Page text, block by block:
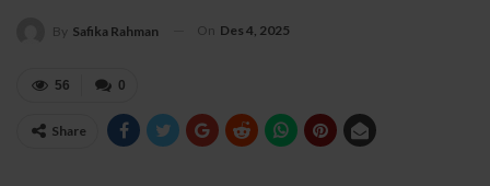
By Safika Rahman On Des 4, 2025
0
56
Share